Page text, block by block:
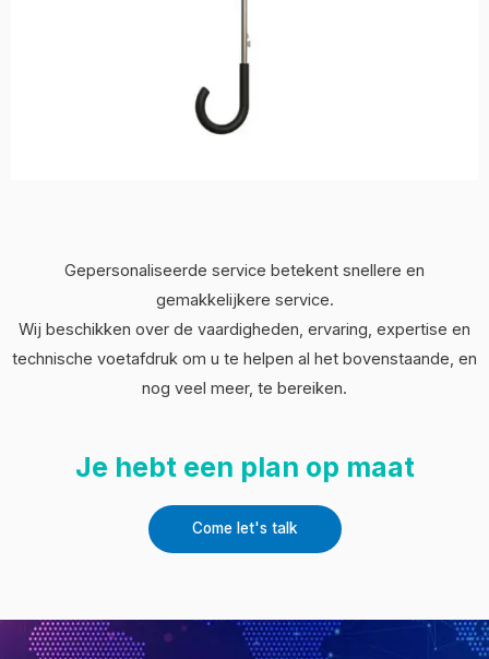
Gepersonaliseerde service betekent snellere en
gemakkelijkere service.
Wij beschikken over de vaardigheden, ervaring, expertise en
technische voetafdruk om u te helpen al het bovenstaande, en
nog veel meer, te bereiken.
Je hebt een plan op maat
Come let's talk